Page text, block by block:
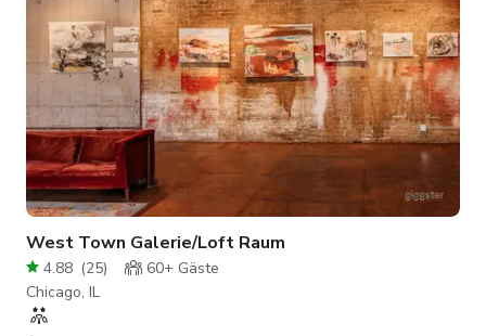
West Town Galerie/Loft Raum
4.88 (25) 60+ Gäste
Chicago, IL